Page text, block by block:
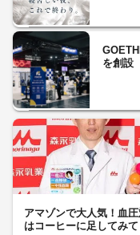
を創設
アマゾンで大人気！血
はコーヒーに足してみて